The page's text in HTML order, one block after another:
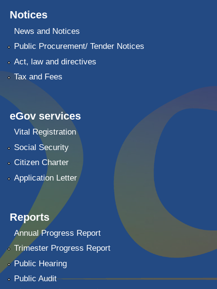
Notices
News and Notices
Public Procurement/ Tender Notices
Act, law and directives
Tax and Fees
eGov services
Vital Registration
Social Security
Citizen Charter
Application Letter
Reports
Annual Progress Report
Trimester Progress Report
Public Hearing
Public Audit